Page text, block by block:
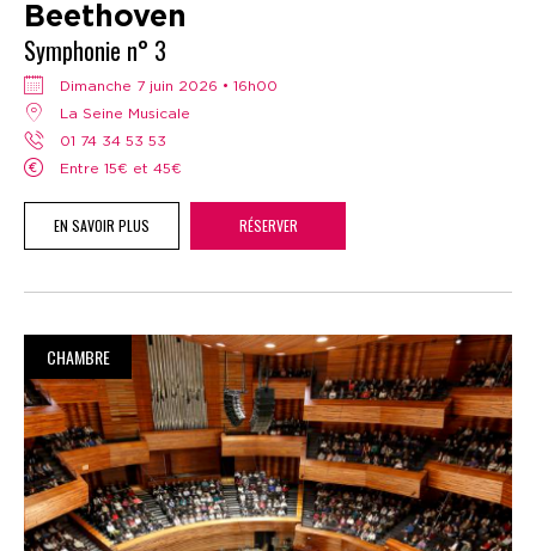
Beethoven
Symphonie n° 3
dimanche 7 juin 2026 • 16h00
La Seine Musicale
01 74 34 53 53
Entre 15€ et 45€
EN SAVOIR PLUS RÉSERVER
CHAMBRE